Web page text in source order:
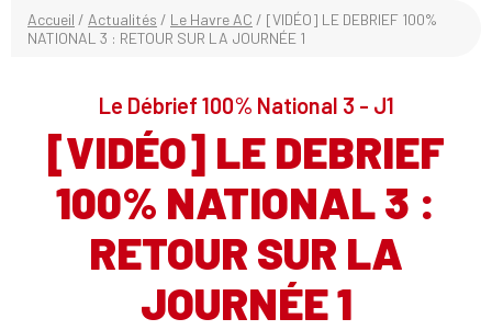
Accueil / Actualités / Le Havre AC / [VIDÉO] LE DEBRIEF 100%
NATIONAL 3 : RETOUR SUR LA JOURNÉE 1
Le Débrief 100% National 3 - J1
[VIDÉO] LE DEBRIEF
100% NATIONAL 3 :
RETOUR SUR LA
JOURNÉE 1